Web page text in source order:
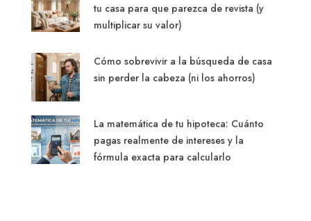
tu casa para que parezca de revista (y
multiplicar su valor)
Cómo sobrevivir a la búsqueda de casa
sin perder la cabeza (ni los ahorros)
La matemática de tu hipoteca: Cuánto
pagas realmente de intereses y la
fórmula exacta para calcularlo